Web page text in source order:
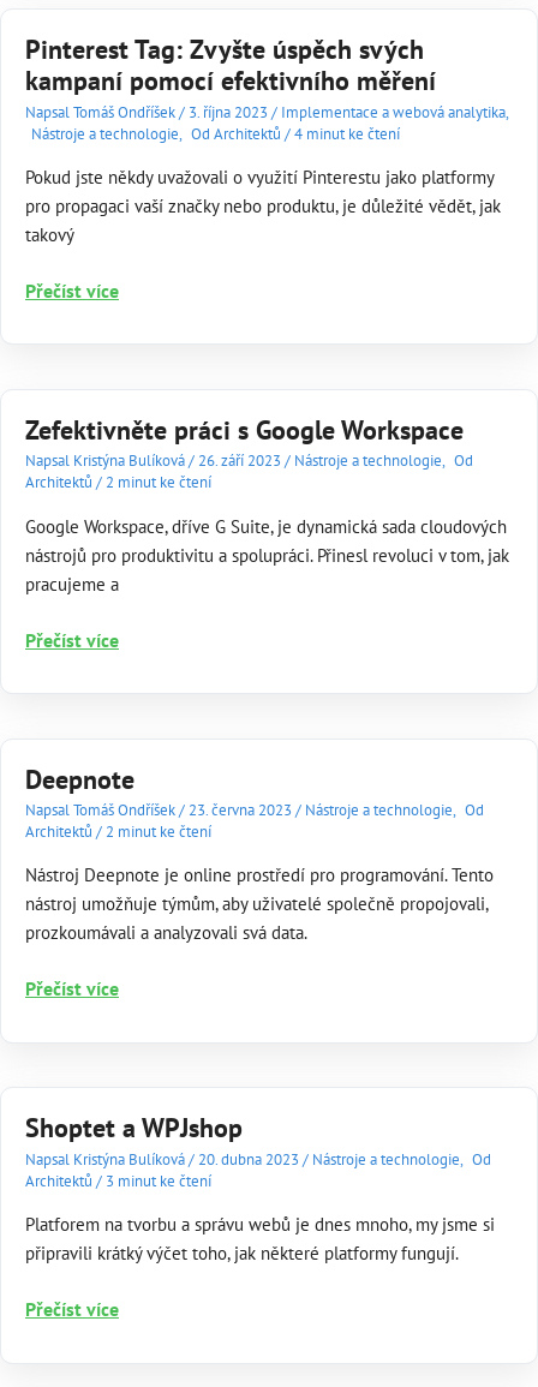
systému
a
klíčové
pluginy
pro
efektivní
tvorbu
Pinterest Tag: Zvyšte úspěch svých
kampaní pomocí efektivního měření
NapsalTomáš Ondříšek/ 3. října 2023 / Implementace a webová analytika,
Nástroje a technologie, Od Architektů /4 minut ke čtení
Pokud jste někdy uvažovali o využití Pinterestu jako platformy
pro propagaci vaší značky nebo produktu, je důležité vědět, jak
takový
Pinterest
Zvyšte
kampaní
pomocí
efektivního
měření
Přečíst více
Zefektivněte práci s Google Workspace
Napsal Kristýna Bulíková/ 26. září 2023 / Nástroje a technologie, Od
Architektů / 2 minut ke čtení
Google Workspace, dříve G Suite, je dynamická sada cloudových
nástrojů pro produktivitu a spolupráci. Přinesl revoluci v tom, jak
pracujeme a
Zefektivněte
s Google
Přečíst více
Deepnote
NapsalTomáš Ondříšek/ 23. června 2023 / Nástroje a technologie, Od
Architektů / 2 minut ke čtení
Nástroj Deepnote je online prostředí pro programování. Tento
nástroj umožňuje týmům, aby uživatelé společně propojovali,
prozkoumávali a analyzovali svá data.
Deepnote
Přečíst více
Shoptet a WPJshop
Napsal Kristýna Bulíková/ 20. dubna 2023 / Nástroje a technologie, Od
Architektů / 3 minut ke čtení
Platforem na tvorbu a správu webů je dnes mnoho, my jsme si
připravili krátký výčet toho, jak některé platformy fungují.
Shoptet
WPJshop
Přečíst více